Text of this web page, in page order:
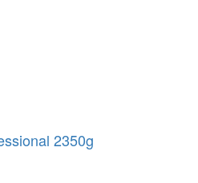
2350g